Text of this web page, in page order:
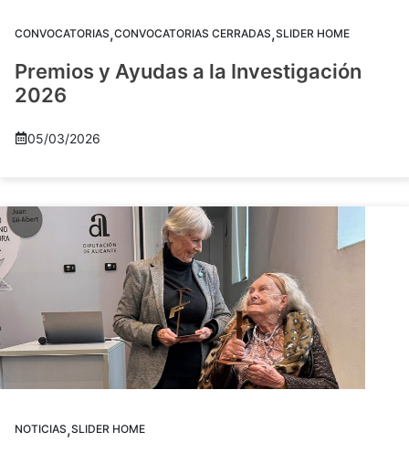
CONVOCATORIAS,CONVOCATORIAS CERRADAS,SLIDER HOME
Premios y Ayudas a la Investigación
2026
05/03/2026
NOTICIAS,SLIDER HOME